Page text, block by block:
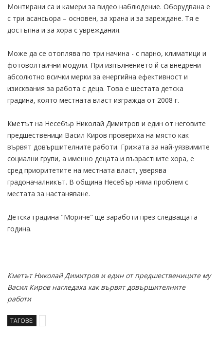
Монтирани са и камери за видео наблюдение. Оборудвана е
с три асансьора – основен, за храна и за зареждане. Тя е
достъпна и за хора с увреждания.
Може да се отоплява по три начина - с парно, климатици и
фотоволтаични модули. При изпълнението й са внедрени
абсолютно всички мерки за енергийна ефективност и
изисквания за работа с деца. Това е шестата детска
градина, която местната власт изгражда от 2008 г.
Кметът на Несебър Николай Димитров и един от неговите
предшественици Васил Киров провериха на място как
вървят довършителните работи. Грижата за най-уязвимите
социални групи, а именно децата и възрастните хора, е
сред приоритетите на местната власт, уверява
градоначалникът. В община Несебър няма проблем с
местата за настаняване.
Детска градина "Моряче" ще заработи през следващата
година.
Кметът Николай Димитров и един от предшествениците му
Васил Киров нагледаха как вървят довършителните
работи
ТАГОВЕ: